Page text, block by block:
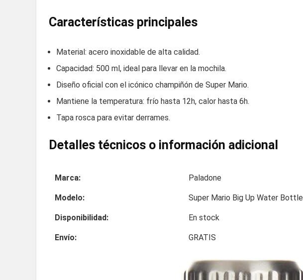
Características principales
Material: acero inoxidable de alta calidad.
Capacidad: 500 ml, ideal para llevar en la mochila.
Diseño oficial con el icónico champiñón de Super Mario.
Mantiene la temperatura: frío hasta 12h, calor hasta 6h.
Tapa rosca para evitar derrames.
Detalles técnicos o información adicional
Marca: Paladone
Modelo: Super Mario Big Up Water Bottle
Disponibilidad: En stock
Envío: GRATIS